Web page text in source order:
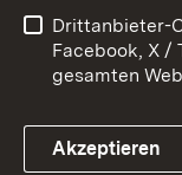
Link zum
Cookies
Drittanbieter-
Facebook, X /
gesamten
Akzeptieren